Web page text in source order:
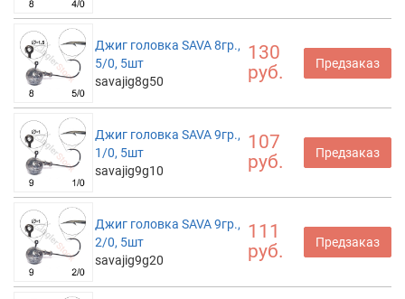
Джиг головка SAVA 8гр.,
5/0, 5шт
savajig8g50
130
руб.
Предзаказ
Джиг головка SAVA 9гр.,
1/0, 5шт
savajig9g10
107
руб.
Предзаказ
Джиг головка SAVA 9гр.,
2/0, 5шт
savajig9g20
111
руб.
Предзаказ